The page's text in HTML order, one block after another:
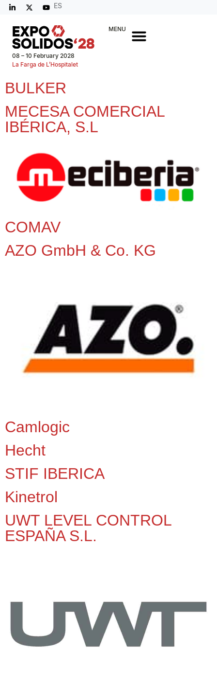
ES
08 – 10 February 2028
La Farga de L’Hospitalet
MENU
BULKER
MECESA COMERCIAL
IBÉRICA, S.L
COMAV
AZO GmbH & Co. KG
Camlogic
Hecht
STIF IBERICA
Kinetrol
UWT LEVEL CONTROL
ESPAÑA S.L.